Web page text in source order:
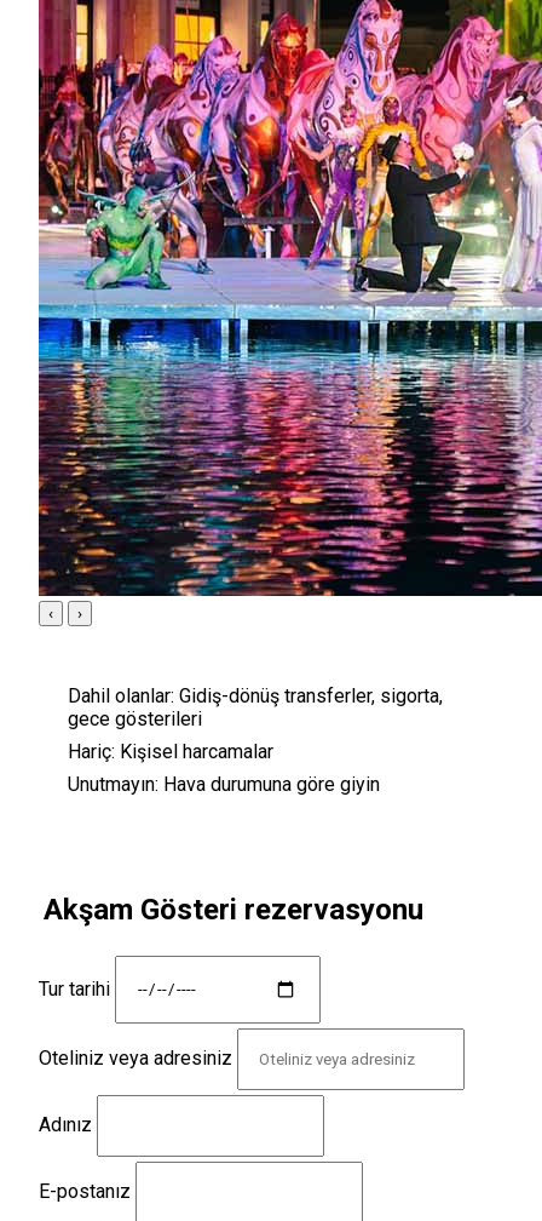
‹ ›
Dahil olanlar: Gidiş-dönüş transferler, sigorta,
gece gösterileri
Hariç: Kişisel harcamalar
Unutmayın: Hava durumuna göre giyin
Akşam Gösteri rezervasyonu
Tur tarihi
Oteliniz veya adresiniz
Adınız
E-postanız